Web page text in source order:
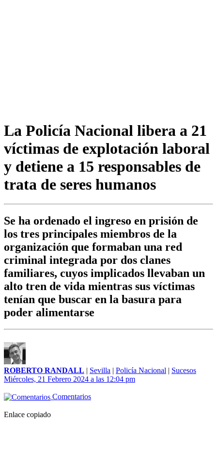
La Policía Nacional libera a 21
víctimas de explotación laboral
y detiene a 15 responsables de
trata de seres humanos
Se ha ordenado el ingreso en prisión de
los tres principales miembros de la
organización que formaban una red
criminal integrada por dos clanes
familiares, cuyos implicados llevaban un
alto tren de vida mientras sus víctimas
tenían que buscar en la basura para
poder alimentarse
ROBERTO RANDALL | Sevilla | Policía Nacional | Sucesos
Miércoles, 21 Febrero 2024 a las 12:04 pm
Comentarios
Enlace copiado